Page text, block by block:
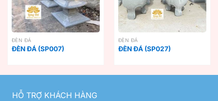
ĐÈN ĐÁ
ĐÈN ĐÁ (SP007)
ĐÈN ĐÁ
ĐÈN ĐÁ (SP027)
HỖ TRỢ KHÁCH HÀNG